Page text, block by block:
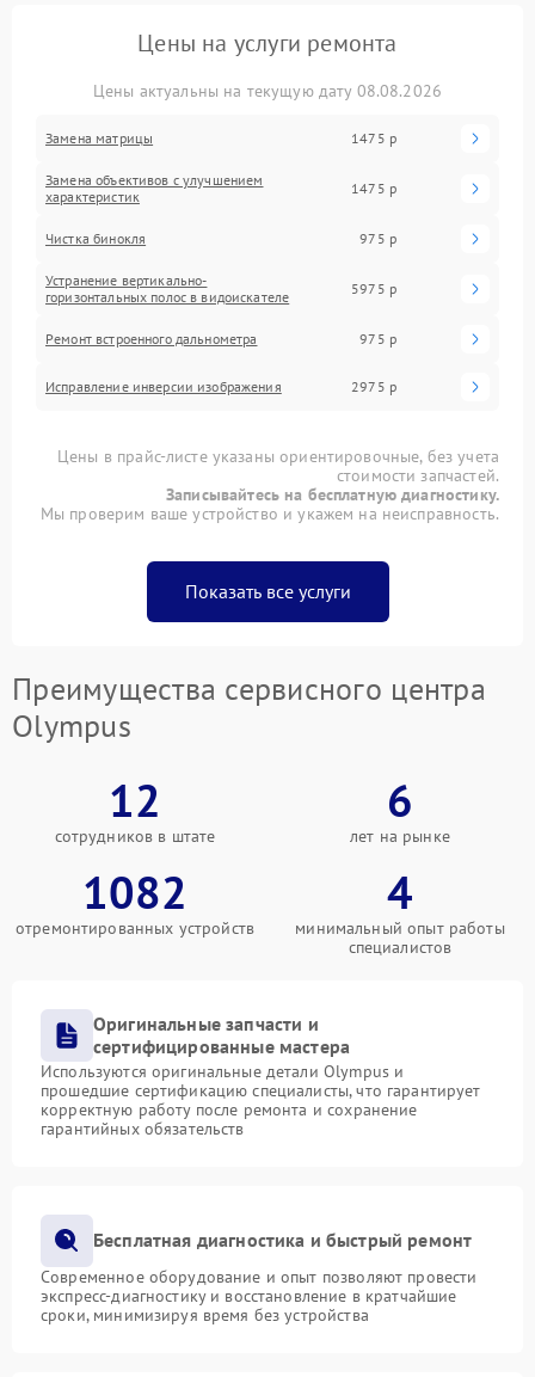
Цены на услуги ремонта
Цены актуальны на текущую дату 08.08.2026
Замена матрицы 1475 р
Замена объективов с улучшением
характеристик
1475 р
Чистка бинокля 975 р
Устранение вертикально-
горизонтальных полос в видоискателе
5975 р
Ремонт встроенного дальнометра 975 р
Исправление инверсии изображения 2975 р
Цены в прайс-листе указаны ориентировочные, без учета
стоимости запчастей.
Записывайтесь на бесплатную диагностику.
Мы проверим ваше устройство и укажем на неисправность.
Показать все услуги
Преимущества сервисного центра
Olympus
12
сотрудников в штате
6
лет на рынке
1082
отремонтированных устройств
4
минимальный опыт работы
специалистов
Оригинальные запчасти и
сертифицированные мастера
Используются оригинальные детали Olympus и
прошедшие сертификацию специалисты, что гарантирует
корректную работу после ремонта и сохранение
гарантийных обязательств
Бесплатная диагностика и быстрый ремонт
Современное оборудование и опыт позволяют провести
экспресс-диагностику и восстановление в кратчайшие
сроки, минимизируя время без устройства